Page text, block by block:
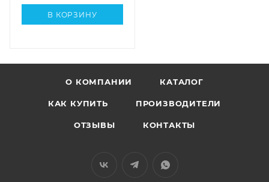
В КОРЗИНУ
О КОМПАНИИ КАТАЛОГ
КАК КУПИТЬ ПРОИЗВОДИТЕЛИ
ОТЗЫВЫ КОНТАКТЫ